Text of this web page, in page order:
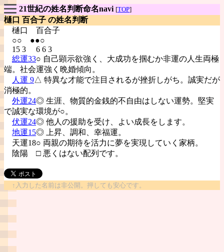
21世紀の姓名判断命名navi [TOP]
樋口 百合子 の姓名判断
樋口 百合子
○○ ●●○
15 3 6 6 3
総運33○ 自己顕示欲強く、大成功を掴むか非運の人生両極
端。社会運強く晩婚傾向。
人運 9△ 特異な才能で注目されるが挫折しがち。誠実だが
消極的。
外運24◎ 生涯、物質的金銭的不自由はしない運勢。堅実
で誠実な環境が○。
伏運24◎ 他人の援助を受け、よい成長をします。
地運15◎ 上昇、調和、幸福運。
天運18○ 両親の期待を活力に夢を実現していく家柄。
陰陽 □ 悪くはない配列です。
↑入力した名前は非公開。押しても安心です。